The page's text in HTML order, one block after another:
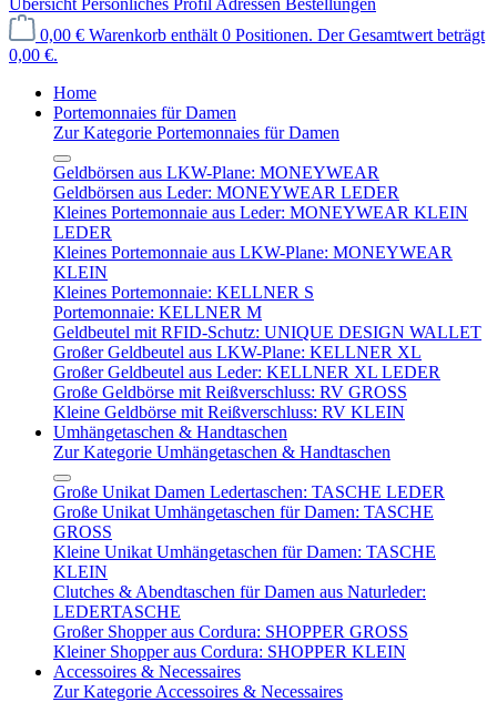
Übersicht Persönliches Profil Adressen Bestellungen
0,00 € Warenkorb enthält 0 Positionen. Der Gesamtwert beträgt
0,00 €.
Home
Portemonnaies für Damen
Zur Kategorie Portemonnaies für Damen
Geldbörsen aus LKW-Plane: MONEYWEAR
Geldbörsen aus Leder: MONEYWEAR LEDER
Kleines Portemonnaie aus Leder: MONEYWEAR KLEIN
LEDER
Kleines Portemonnaie aus LKW-Plane: MONEYWEAR
KLEIN
Kleines Portemonnaie: KELLNER S
Portemonnaie: KELLNER M
Geldbeutel mit RFID-Schutz: UNIQUE DESIGN WALLET
Großer Geldbeutel aus LKW-Plane: KELLNER XL
Großer Geldbeutel aus Leder: KELLNER XL LEDER
Große Geldbörse mit Reißverschluss: RV GROSS
Kleine Geldbörse mit Reißverschluss: RV KLEIN
Umhängetaschen & Handtaschen
Zur Kategorie Umhängetaschen & Handtaschen
Große Unikat Damen Ledertaschen: TASCHE LEDER
Große Unikat Umhängetaschen für Damen: TASCHE
GROSS
Kleine Unikat Umhängetaschen für Damen: TASCHE
KLEIN
Clutches & Abendtaschen für Damen aus Naturleder:
LEDERTASCHE
Großer Shopper aus Cordura: SHOPPER GROSS
Kleiner Shopper aus Cordura: SHOPPER KLEIN
Accessoires & Necessaires
Zur Kategorie Accessoires & Necessaires